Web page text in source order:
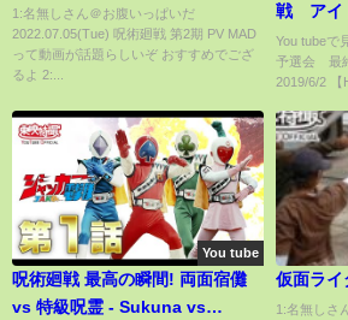
1:名無しさん＠お腹いっぱいだ
2022.07.05(Tue) 呪術廻戦 第2期 PV MAD
って動画が話題らしいぞ おすすめでござ
るよ 2:...
戦 アイ
2019/6/2
You tubeで
予選会 最
2019/6/2 【
You tube
呪術廻戦 最高の瞬間! 両面宿儺
vs 特級呪霊 - Sukuna vs
仮面ラ
1:名無しさ